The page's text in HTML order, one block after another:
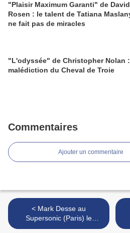
"Plaisir Maximum Garanti" de David
Rosen : le talent de Tatiana
ne fait pas de miracles
"L'odyssée" de Christopher Nolan
malédiction du Cheval de Troie
Commentaires
Ajouter un commentaire
< Mark Desse au
Supersonic (Paris) le
mercredi 27 juillet